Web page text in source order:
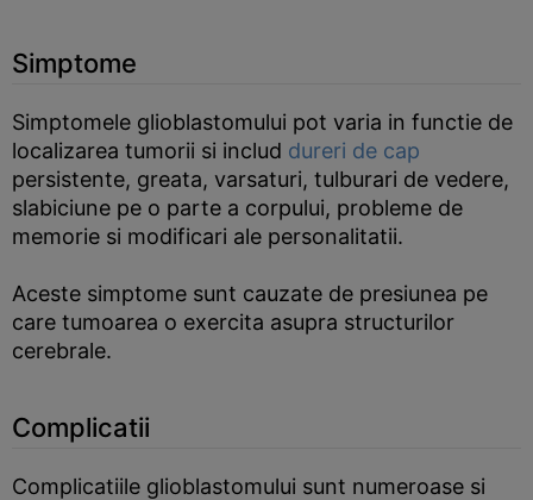
Simptome
Simptomele glioblastomului pot varia in functie de
localizarea tumorii si includ dureri de cap
persistente, greata, varsaturi, tulburari de vedere,
slabiciune pe o parte a corpului, probleme de
memorie si modificari ale personalitatii.
Aceste simptome sunt cauzate de presiunea pe
care tumoarea o exercita asupra structurilor
cerebrale.
Complicatii
Complicatiile glioblastomului sunt numeroase si